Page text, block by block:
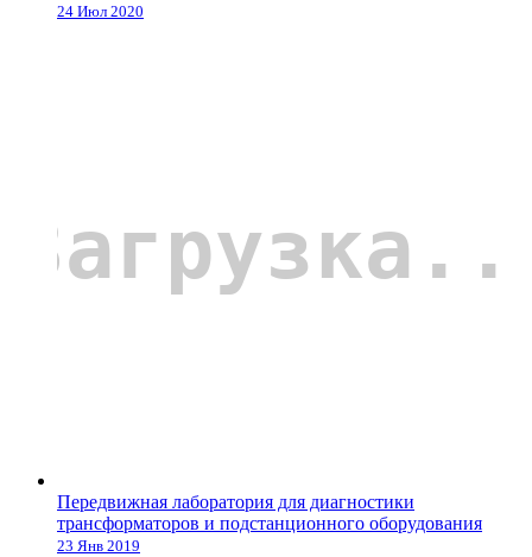
24 Июл 2020
Передвижная лаборатория для диагностики
трансформаторов и подстанционного оборудования
23 Янв 2019